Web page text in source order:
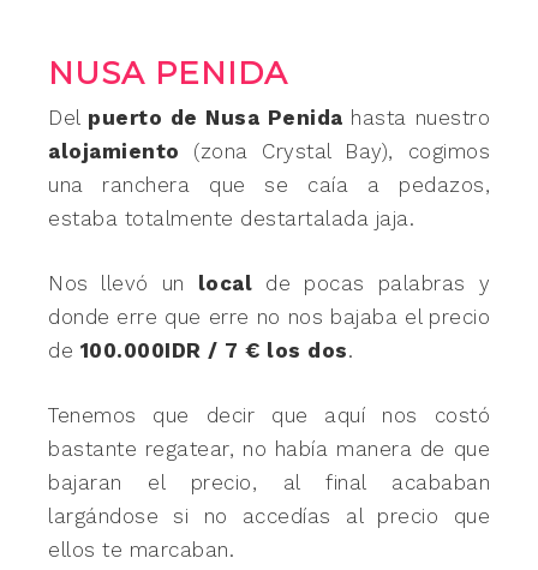
NUSA PENIDA
Del puerto de Nusa Penida hasta nuestro
alojamiento (zona Crystal Bay), cogimos
una ranchera que se caía a pedazos,
estaba totalmente destartalada jaja.
Nos llevó un local de pocas palabras y
donde erre que erre no nos bajaba el precio
de 100.000IDR / 7 € los dos.
Tenemos que decir que aquí nos costó
bastante regatear, no había manera de que
bajaran el precio, al final acababan
largándose si no accedías al precio que
ellos te marcaban.